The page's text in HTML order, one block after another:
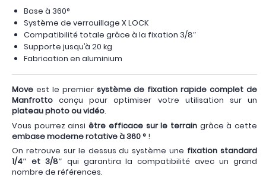
Base à 360°
Système de verrouillage X LOCK
Compatibilité totale grâce à la fixation 3/8″
Supporte jusqu’à 20 kg
Fabrication en aluminium
Move est le premier système de fixation rapide complet de
Manfrotto conçu pour optimiser votre utilisation sur un
plateau photo ou vidéo.
Vous pourrez ainsi être efficace sur le terraingrâce à cette
embase moderne rotative à 360 ° !
On retrouve sur le dessus du système une fixation standard
1/4″ et 3/8″ qui garantira la compatibilité avec un grand
nombre de références.